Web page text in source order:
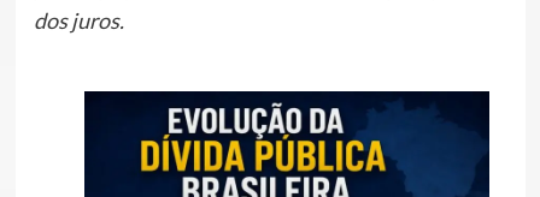
dos juros.